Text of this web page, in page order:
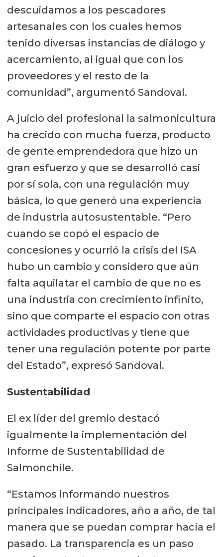
descuidamos a los pescadores
artesanales con los cuales hemos
tenido diversas instancias de diálogo y
acercamiento, al igual que con los
proveedores y el resto de la
comunidad”, argumentó Sandoval.
A juicio del profesional la salmonicultura
ha crecido con mucha fuerza, producto
de gente emprendedora que hizo un
gran esfuerzo y que se desarrolló casi
por sí sola, con una regulación muy
básica, lo que generó una experiencia
de industria autosustentable. “Pero
cuando se copó el espacio de
concesiones y ocurrió la crisis del ISA
hubo un cambio y considero que aún
falta aquilatar el cambio de que no es
una industria con crecimiento infinito,
sino que comparte el espacio con otras
actividades productivas y tiene que
tener una regulación potente por parte
del Estado”, expresó Sandoval.
Sustentabilidad
El ex líder del gremio destacó
igualmente la implementación del
Informe de Sustentabilidad de
Salmonchile.
“Estamos informando nuestros
principales indicadores, año a año, de tal
manera que se puedan comprar hacía el
pasado. La transparencia es un paso